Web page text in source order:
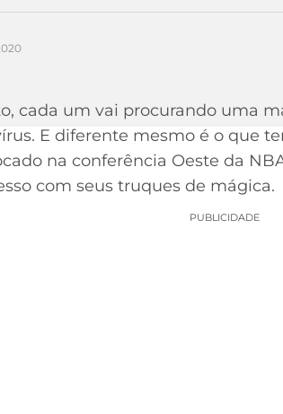
cada um vai procurando uma
E diferente mesmo é o que
na conferência Oeste da
com seus truques de mágica.
PUBLICIDADE